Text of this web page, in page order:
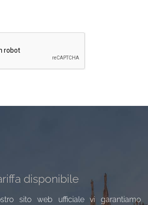
disponibile
sito web ufficiale vi garantiamo